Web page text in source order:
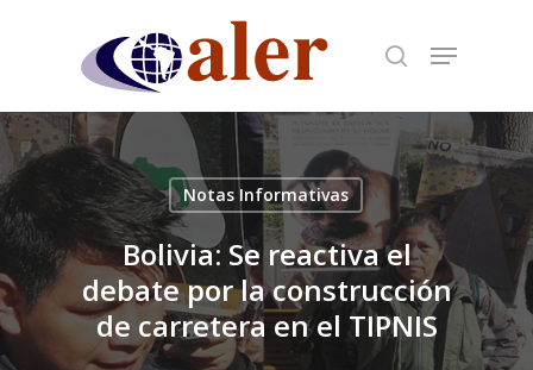
content
Notas Informativas
Bolivia: Se reactiva el
debate por la construcción
de carretera en el TIPNIS